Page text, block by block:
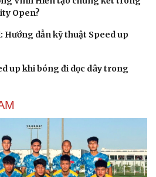
Open?
Hướng dẫn kỹ thuật Speed up
up khi bóng đi dọc dây trong